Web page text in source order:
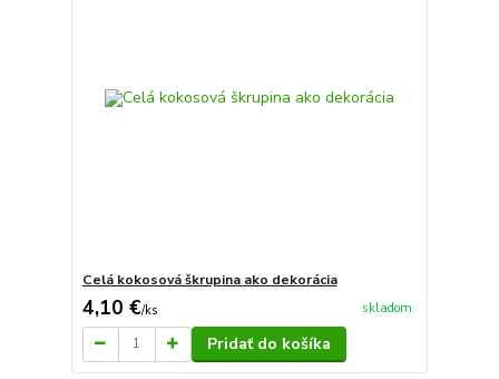
Celá kokosová škrupina ako dekorácia
4,10 €/ks skladom
Pridať do košíka